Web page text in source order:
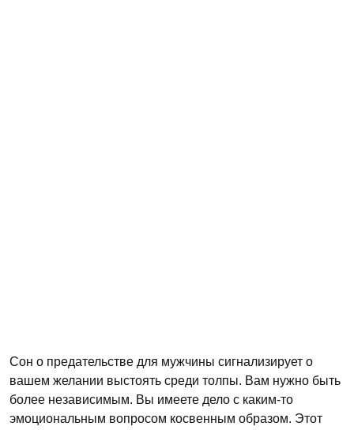
Сон о предательстве для мужчины сигнализирует о
вашем желании выстоять среди толпы. Вам нужно быть
более независимым. Вы имеете дело с каким-то
эмоциональным вопросом косвенным образом. Этот